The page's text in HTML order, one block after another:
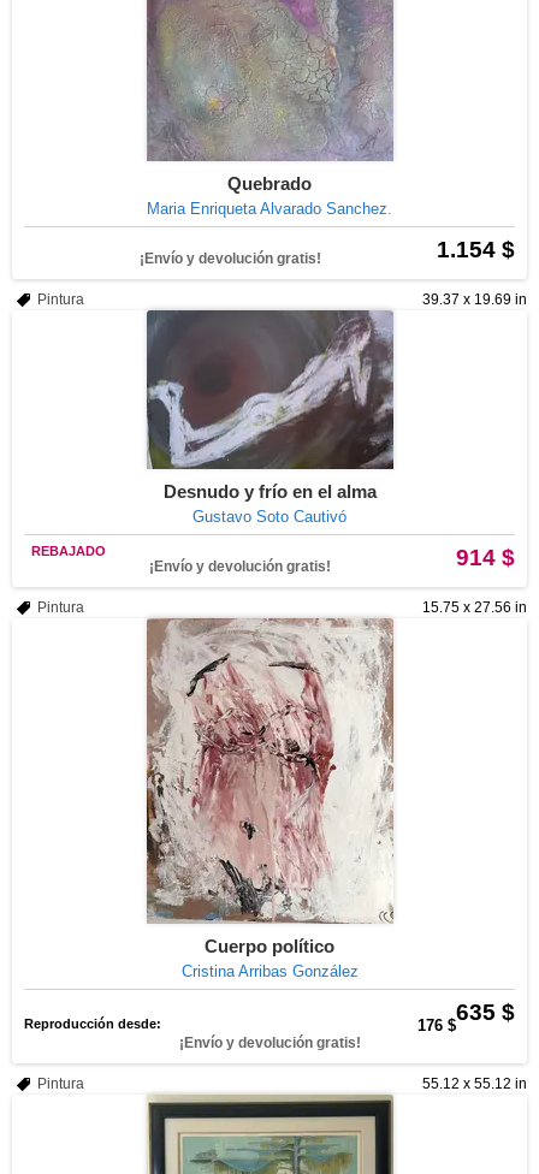
Quebrado
Maria Enriqueta Alvarado Sanchez.
1.154 $
¡Envío y devolución gratis!
39.37 x 19.69 in
Pintura
Desnudo y frío en el alma
Gustavo Soto Cautivó
914 $
REBAJADO
¡Envío y devolución gratis!
15.75 x 27.56 in
Pintura
Cuerpo político
Cristina Arribas González
635 $
Reproducción desde: 176 $
¡Envío y devolución gratis!
55.12 x 55.12 in
Pintura